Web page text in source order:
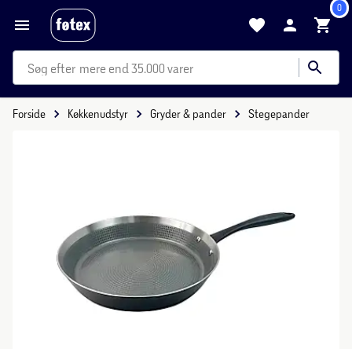
0
mere end 35.000 varer
Forside Køkkenudstyr Gryder & pander Stegepander